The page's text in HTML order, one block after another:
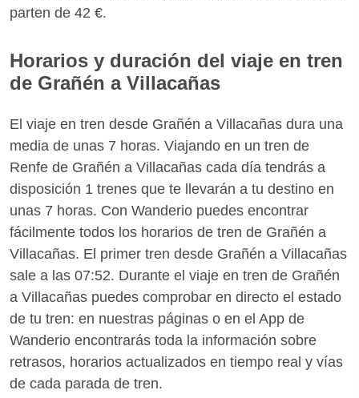
parten de 42 €.
Horarios y duración del viaje en tren
de Grañén a Villacañas
El viaje en tren desde Grañén a Villacañas dura una
media de unas 7 horas. Viajando en un tren de
Renfe de Grañén a Villacañas cada día tendrás a
disposición 1 trenes que te llevarán a tu destino en
unas 7 horas. Con Wanderio puedes encontrar
fácilmente todos los horarios de tren de Grañén a
Villacañas. El primer tren desde Grañén a Villacañas
sale a las 07:52. Durante el viaje en tren de Grañén
a Villacañas puedes comprobar en directo el estado
de tu tren: en nuestras páginas o en el App de
Wanderio encontrarás toda la información sobre
retrasos, horarios actualizados en tiempo real y vías
de cada parada de tren.